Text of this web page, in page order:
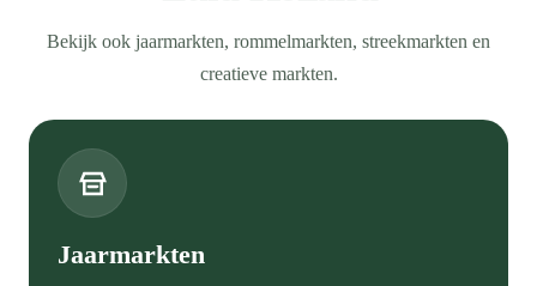
Bekijk ook jaarmarkten, rommelmarkten, streekmarkten en
creatieve markten.
Jaarmarkten